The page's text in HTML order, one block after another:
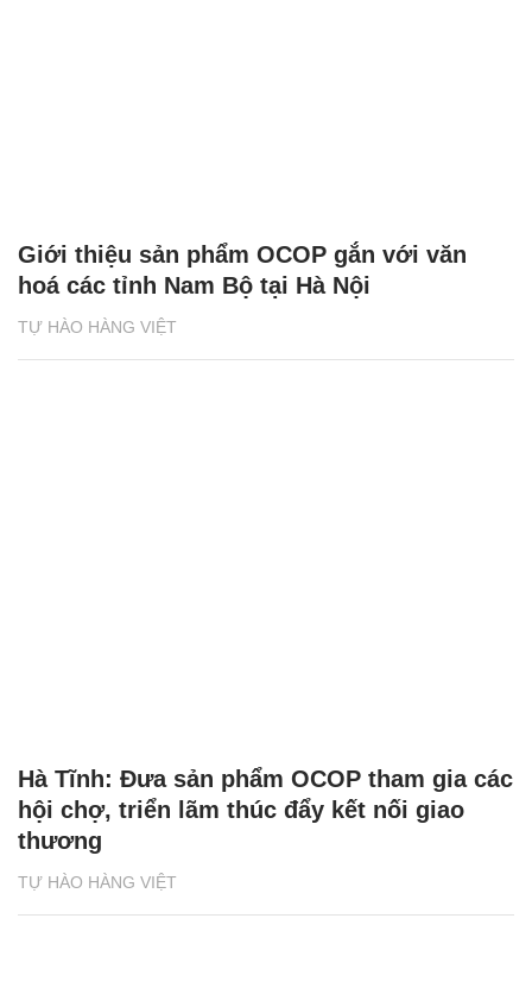
TỰ HÀO HÀNG VIỆT
Giới thiệu sản phẩm OCOP gắn với văn
hoá các tỉnh Nam Bộ tại Hà Nội
TỰ HÀO HÀNG VIỆT
Hà Tĩnh: Đưa sản phẩm OCOP tham gia các
hội chợ, triển lãm thúc đẩy kết nối giao
thương